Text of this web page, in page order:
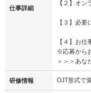
仕事詳細
【２】オ
【３】必
【４】お仕
※応募から
＞＞＞あな
研修情報 OJT形式で